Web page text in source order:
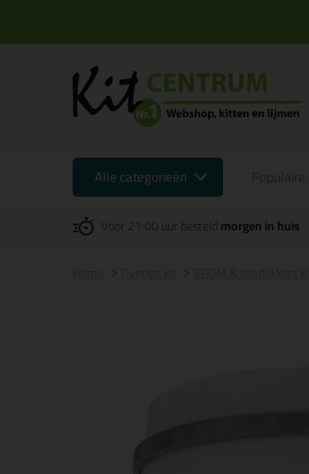
Alle categorieën
Voor 21:00 uur besteldmorgen in huis